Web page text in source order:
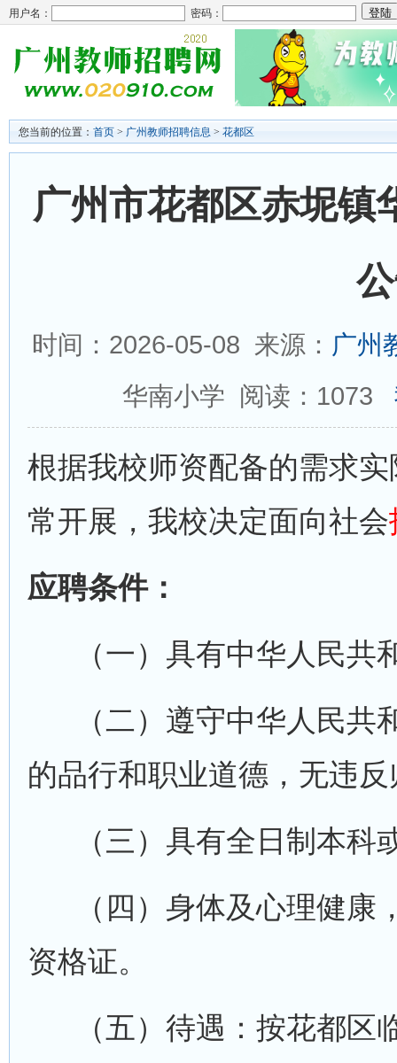
用户名： 密码：
您当前的位置： 首页 > 广州教师招聘信息 > 花都区
广州市花都区赤坭镇
时间：2026-05-08 来源： 广州
华南小学 阅读： 1073
根据我校师资配备的需求
常开展，我校决定面向社会
应聘条件：
（一）具有中华人民共
（二）遵守中华人民共
的品行和职业道德，无违
（三）具有全日制本科
（四）身体及心理健康
资格证。
（五）待遇：按花都区